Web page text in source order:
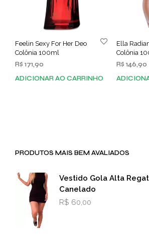
Feelin Sexy For Her Deo
Colônia 100ml
R$ 171,90
ADICIONAR AO CARRINHO
Ella
Colônia
R$ 146,90
PRODUTOS MAIS BEM AVALIADOS
Vestido Gola Alta
Canelado
R$ 60,00